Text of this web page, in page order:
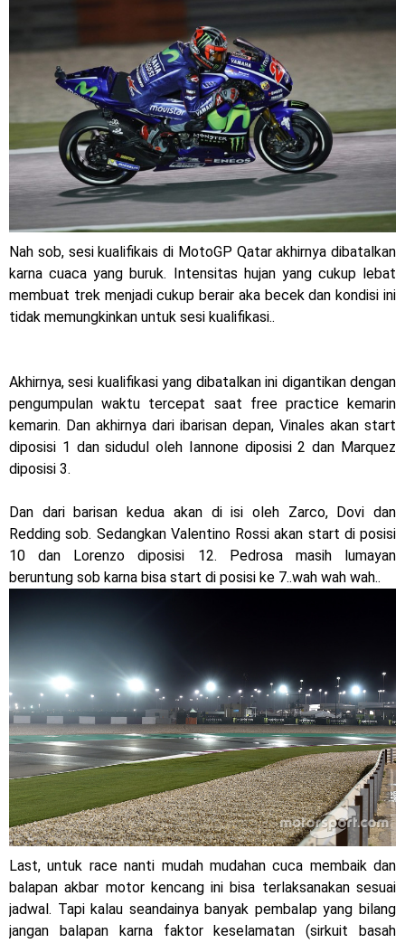
Yamalube Power XP Matic resmi dirilis untuk skutik Blue
Core 125cc dengan mobilitas tinggi
Yamaha Indonesia Rilis Warna Baru Fazzio Hybrid yang lebih
Eye Catchy & Kece Abis
Sudah pakai diskbrake belakang ! Yamaha Indonesia Resmi
perkenalkan Aerox Alpha 155 Turbo !
Yamaha Nmax Turbo 155 sudah lahir, Aerox Turbo hanya
tinggal menunggu waktu ?
2025, harganya mantap !
Dukung MotoGP Mandalika 2024, AHM serahkan 10 unit
motor listrik EM1 e
Sudah pakai winglet Karbon, Yamaha resmi merilis YZF-R1
dan YZF-R1M model 2025 !
Berkenalan dengan KTM 990 RC R, jagoan baru dari KTM !
Yamaha Rilis New R15M versi 2024, makin sangar !
Penampakan tim Red Bull KTM Factory Racing musim 2024 !
MotoGP : Francesco Bagnaia Juara Dunia MotoGP musim
2023 !
MotoGP Amerika : Alex Rins berhasil juara pertama dan
perdana di tim LCR Honda !
Nah sob, sesi kualifikais di MotoGP Qatar akhirnya dibatalkan
karna cuaca yang buruk. Intensitas hujan yang cukup lebat
membuat trek menjadi cukup berair aka becek dan kondisi ini
tidak memungkinkan untuk sesi kualifikasi..
Akhirnya, sesi kualifikasi yang dibatalkan ini digantikan dengan
pengumpulan waktu tercepat saat free practice kemarin
kemarin. Dan akhirnya dari ibarisan depan, Vinales akan start
diposisi 1 dan sidudul oleh Iannone diposisi 2 dan Marquez
diposisi 3.
Dan dari barisan kedua akan di isi oleh Zarco, Dovi dan
Redding sob. Sedangkan Valentino Rossi akan start di posisi
10 dan Lorenzo diposisi 12. Pedrosa masih lumayan
beruntung sob karna bisa start di posisi ke 7..wah wah wah..
Last, untuk race nanti mudah mudahan cuca membaik dan
balapan akbar motor kencang ini bisa terlaksanakan sesuai
jadwal. Tapi kalau seandainya banyak pembalap yang bilang
jangan balapan karna faktor keselamatan (sirkuit basah